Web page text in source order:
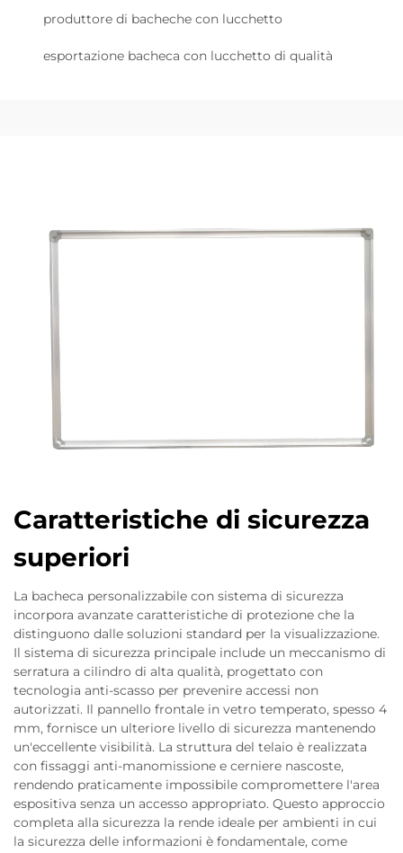
produttore di bacheche con lucchetto
esportazione bacheca con lucchetto di qualità
Caratteristiche di sicurezza
superiori
La bacheca personalizzabile con sistema di sicurezza
incorpora avanzate caratteristiche di protezione che la
distinguono dalle soluzioni standard per la visualizzazione.
Il sistema di sicurezza principale include un meccanismo di
serratura a cilindro di alta qualità, progettato con
tecnologia anti-scasso per prevenire accessi non
autorizzati. Il pannello frontale in vetro temperato, spesso 4
mm, fornisce un ulteriore livello di sicurezza mantenendo
un'eccellente visibilità. La struttura del telaio è realizzata
con fissaggi anti-manomissione e cerniere nascoste,
rendendo praticamente impossibile compromettere l'area
espositiva senza un accesso appropriato. Questo approccio
completa alla sicurezza la rende ideale per ambienti in cui
la sicurezza delle informazioni è fondamentale, come